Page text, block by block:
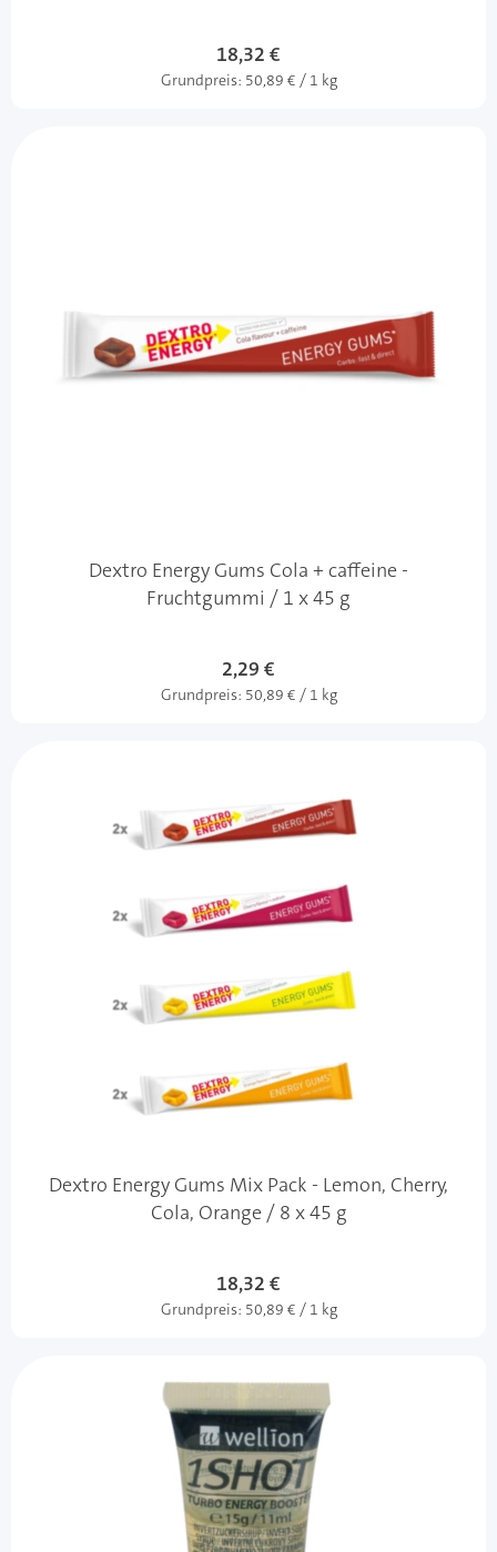
18,32 €
Grundpreis: 50,89 € / 1 kg
Dextro Energy Gums Cola + caffeine -
Fruchtgummi / 1 x 45 g
2,29 €
Grundpreis: 50,89 € / 1 kg
Dextro Energy Gums Mix Pack - Lemon, Cherry,
Cola, Orange / 8 x 45 g
18,32 €
Grundpreis: 50,89 € / 1 kg